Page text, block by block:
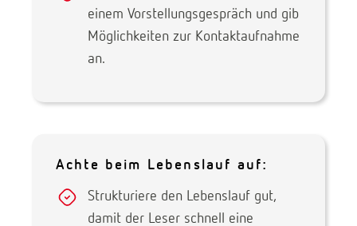
einem Vorstellungsgespräch und gib
Möglichkeiten zur Kontaktaufnahme
an.
Achte beim Lebenslauf auf:
Strukturiere den Lebenslauf gut,
damit der Leser schnell eine